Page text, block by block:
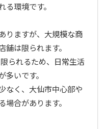
環境です。
りますが、大規模な商
は限られます。
られるため、日常生活
いです。
なく、大仙市中心部や
合があります。